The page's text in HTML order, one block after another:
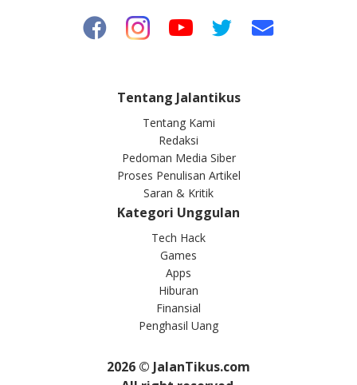
Tentang Jalantikus
Tentang Kami
Redaksi
Pedoman Media Siber
Proses Penulisan Artikel
Saran & Kritik
Kategori Unggulan
Tech Hack
Games
Apps
Hiburan
Finansial
Penghasil Uang
2026 © JalanTikus.com